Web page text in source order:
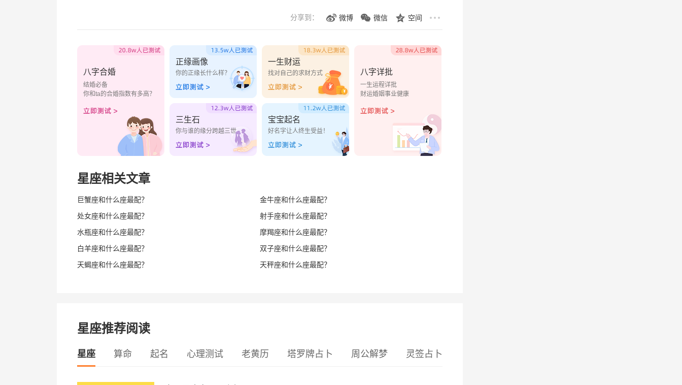
分享到： 微博 微信 空间
八字合婚
结婚必备
你和ta的合婚指数有多高？
正缘画像
你的正缘长什么样？
一生财运
找对自己的求财方式
三生石
你与谁的缘分跨越三世
宝宝起名
好名字让人终生受益！
八字详批
一生运程详批
财运婚姻事业健康
星座相关文章
巨蟹座和什么座最配？
金牛座和什么座最配？
处女座和什么座最配？
射手座和什么座最配？
水瓶座和什么座最配？
摩羯座和什么座最配？
白羊座和什么座最配？
双子座和什么座最配？
天蝎座和什么座最配？
天秤座和什么座最配？
星座推荐阅读
星座 算命 起名 心理测试 老黄历 塔罗牌占卜 周公解梦 灵签占卜